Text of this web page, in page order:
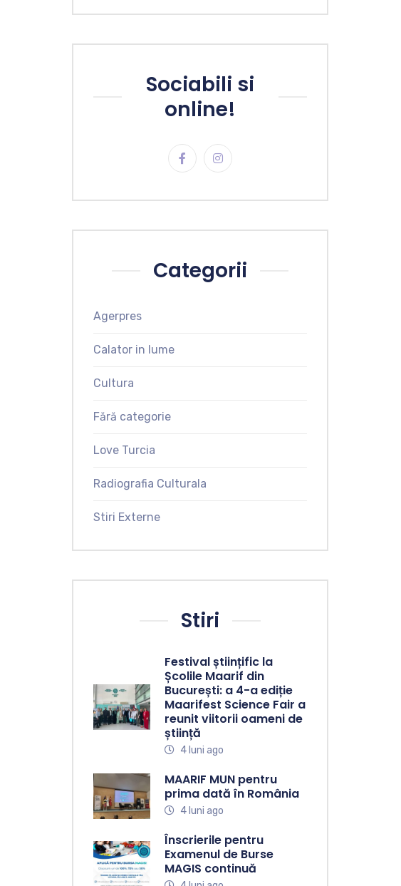
Sociabili si
online!
Categorii
Agerpres
Calator in lume
Cultura
Fără categorie
Love Turcia
Radiografia Culturala
Stiri Externe
Stiri
Festival științific la
Școlile Maarif din
București: a 4-a ediție
Maarifest Science Fair a
reunit viitorii oameni de
știință
4 luni ago
MAARIF MUN pentru
prima dată în România
4 luni ago
Înscrierile pentru
Examenul de Burse
MAGIS continuă